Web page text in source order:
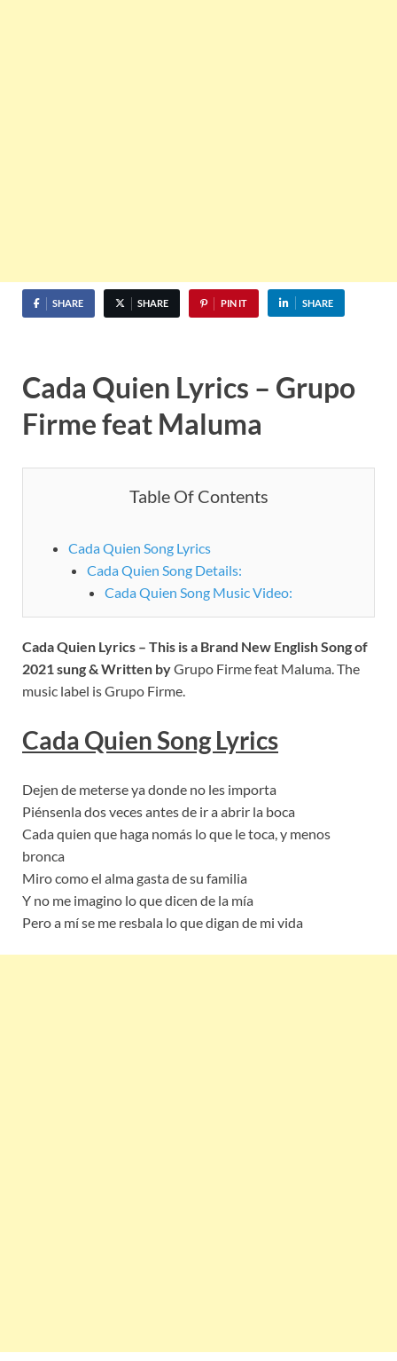
SHARE SHARE PIN IT SHARE
Cada Quien Lyrics – Grupo
Firme feat Maluma
Table Of Contents
Cada Quien Song Lyrics
Cada Quien Song Details:
Cada Quien Song Music Video:
Cada Quien Lyrics – This is a Brand New English Song of
2021 sung & Written byGrupo Firme feat Maluma. The
music label is Grupo Firme.
Cada QuienSong Lyrics
Dejen de meterse ya donde no les importa
Piénsenla dos veces antes de ir a abrir la boca
Cada quien que haga nomás lo que le toca, y menos
bronca
Miro como el alma gasta de su familia
Y no me imagino lo que dicen de la mía
Pero a mí se me resbala lo que digan de mi vida